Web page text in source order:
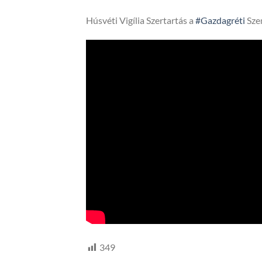
Húsvéti Vigília Szertartás a #Gazdagréti
349